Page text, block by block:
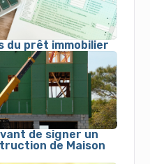
du prêt immobilier
de signer un
de Maison